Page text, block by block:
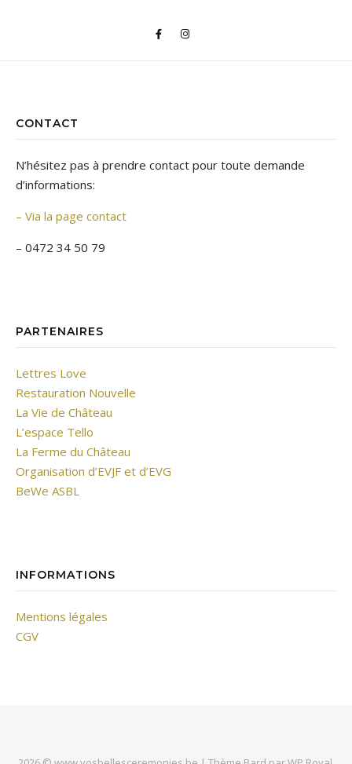
CONTACT
N’hésitez pas à prendre contact pour toute demande
d’informations:
– Via la page contact
– 0472 34 50 79
PARTENAIRES
Lettres Love
Restauration Nouvelle
La Vie de Château
L’espace Tello
La Ferme du Château
Organisation d’EVJF et d’EVG
BeWe ASBL
INFORMATIONS
Mentions légales
CGV